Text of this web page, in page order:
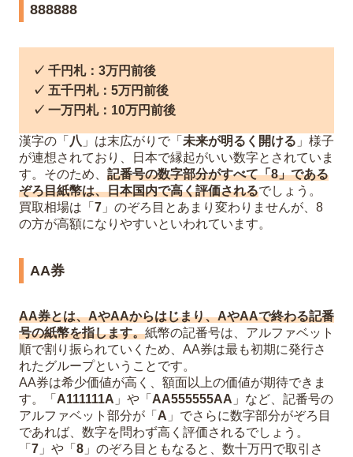
888888
✓ 千円札：3万円前後
✓ 五千円札：5万円前後
✓ 一万円札：10万円前後
漢字の「 八 」は末広がりで「 未来が明るく開ける 」様子
が連想されており、日本で縁起がいい数字とされていま
す。そのため、 記番号の数字部分がすべて「8」である
ぞろ目紙幣は、日本国内で高く評価されるでしょう。
買取相場は「 7 」のぞろ目とあまり変わりませんが、8
の方が高額になりやすいといわれています。
AA券
AA券とは、AやAAからはじまり、AやAAで終わる記番
号の紙幣を指します。紙幣の記番号は、アルファベット
順で割り振られていくため、AA券は最も初期に発行さ
れたグループということです。
AA券は希少価値が高く、額面以上の価値が期待できま
す。「 A111111A 」や「 AA555555AA 」など、記番号の
アルファベット部分が「 A 」でさらに数字部分がぞろ目
であれば、数字を問わず高く評価されるでしょう。
「 7 」や「 8 」のぞろ目ともなると、数十万円で取引さ